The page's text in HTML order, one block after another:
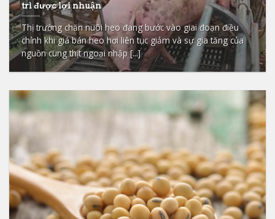
trì được lợi nhuận
Thị trường chăn nuôi heo đang bước vào giai đoạn điều
chỉnh khi giá bán heo hơi liên tục giảm và sự gia tăng của
nguồn cung thịt ngoại nhập [...]